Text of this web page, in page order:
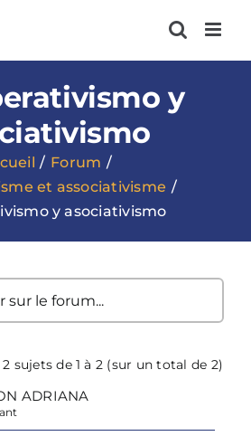
y
Forum
et associativisme
y asociativismo
2 sujets de 1 à 2 (sur un total de 2)
ADRIANA